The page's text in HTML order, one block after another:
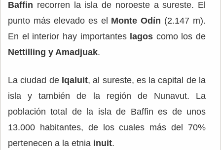
Baffin recorren la isla de noroeste a sureste. El
punto más elevado es el Monte Odín (2.147 m).
En el interior hay importanteslagos como los de
Nettilling y Amadjuak.
La ciudad de Iqaluit, al sureste, es la capital de la
isla y también de la región de Nunavut. La
población total de la isla de Baffin es de unos
13.000 habitantes, de los cuales más del 70%
pertenecen a la etnia inuit.